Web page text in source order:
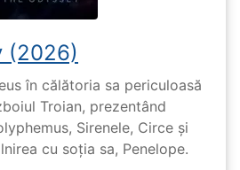
(2026)
în călătoria sa periculoasă
Troian, prezentând
Sirenele, Circe și
cu soția sa, Penelope.